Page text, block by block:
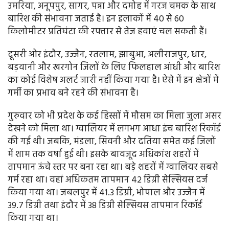
उमरिया, अनूपपुर, सागर, पन्ना और दमोह में गरज चमक के साथ
बारिश की संभावना जताई है। इन इलाकों में 40 से 60
किलोमीटर प्रतिघंटा की रफ्तार से तेज हवाएं चल सकती हैं।
दूसरी ओर इंदौर, उज्जैन, रतलाम, झाबुआ, अलीराजपुर, धार,
बड़वानी और खरगोन जिलों के लिए फिलहाल आंधी और बारिश
का कोई विशेष अलर्ट जारी नहीं किया गया है। ऐसे में इन क्षेत्रों में
गर्मी का प्रभाव बने रहने की संभावना है।
गुरुवार को भी प्रदेश के कई हिस्सों में मौसम का मिला जुला असर
देखने को मिला था। ग्वालियर में लगभग आधा इंच बारिश रिकॉर्ड
की गई थी। जबकि, मंडला, सिवनी और दतिया समेत कई जिलों
में शाम तक वर्षा हुई थी। इसके बावजूद अधिकांश शहरों में
तापमान ऊंचे स्तर पर बना रहा था। बड़े शहरों में ग्वालियर सबसे
गर्म रहा था। वहां अधिकतम तापमान 42 डिग्री सेल्सियस दर्ज
किया गया था। जबलपुर में 41.3 डिग्री, भोपाल और उज्जैन में
39.7 डिग्री तथा इंदौर में 38 डिग्री सेल्सियस तापमान रिकॉर्ड
किया गया था।